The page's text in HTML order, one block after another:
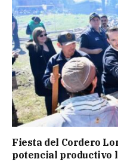
Fiesta del Cordero
potencial productivo